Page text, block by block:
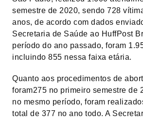
semestre de 2020, sendo 728
anos, de acordo com dados
Secretaria de Saúde ao HuffPost
período do ano passado, foram
incluindo 855 nessa faixa etária.
Quanto aos procedimentos de
foram275 no primeiro semestre de
no mesmo período, foram
total de 377 no ano todo. A